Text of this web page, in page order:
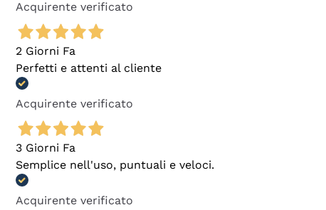
Acquirente verificato
2 Giorni Fa
Perfetti e attenti al cliente
Acquirente verificato
3 Giorni Fa
Semplice nell'uso, puntuali e veloci.
Acquirente verificato